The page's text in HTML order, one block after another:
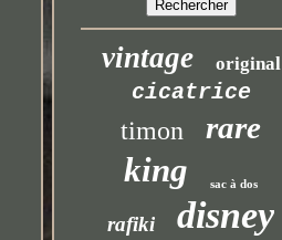
vintage original
cicatrice
timon rare
king sac à dos
rafiki disney